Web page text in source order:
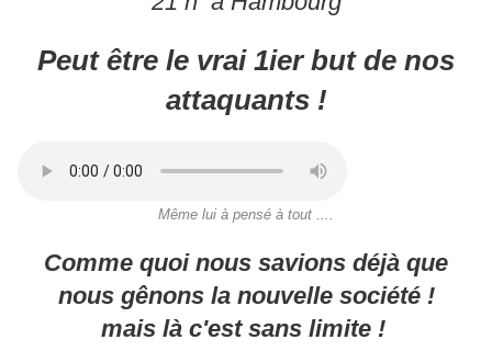
Peut être le vrai 1ier but de nos
attaquants !
Même lui à pensé à tout ....
Comme quoi nous savions déjà que
nous gênons la nouvelle société !
mais là c'est sans limite !